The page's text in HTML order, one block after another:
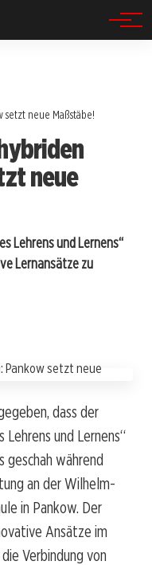
neue Maßstäbe!
neue
Lehrens und Lernens“
Lernansätze zu
dass der
Lehrens und Lernens“
geschah während
an der Wilhelm-
in Pankow. Der
Ansätze im
Verbindung von